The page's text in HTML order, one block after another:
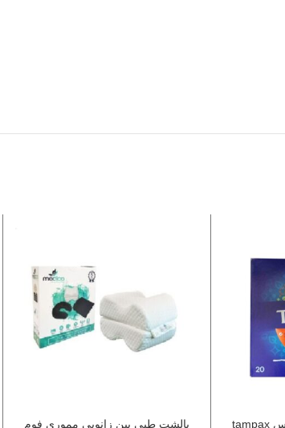
تامپون تامپکس سوپر پلاس tampax
بالشت طبی بین زانویی مموری فوم